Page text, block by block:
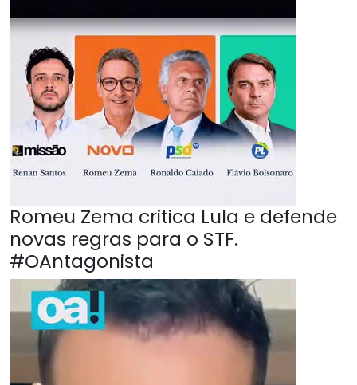
Romeu Zema critica Lula e defende
novas regras para o STF.
#OAntagonista